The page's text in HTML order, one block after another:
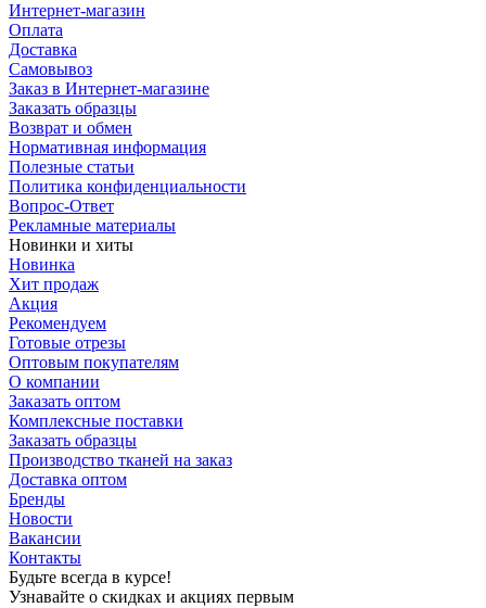
Интернет-магазин
Оплата
Доставка
Самовывоз
Заказ в Интернет-магазине
Заказать образцы
Возврат и обмен
Нормативная информация
Полезные статьи
Политика конфиденциальности
Вопрос-Ответ
Рекламные материалы
Новинки и хиты
Новинка
Хит продаж
Акция
Рекомендуем
Готовые отрезы
Оптовым покупателям
О компании
Заказать оптом
Комплексные поставки
Заказать образцы
Производство тканей на заказ
Доставка оптом
Бренды
Новости
Вакансии
Контакты
Будьте всегда в курсе!
Узнавайте о скидках и акциях первым